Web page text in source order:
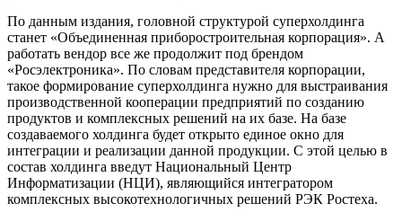
По данным издания, головной структурой суперхолдинга
станет «Объединенная приборостроительная корпорация». А
работать вендор все же продолжит под брендом
«Росэлектроника». По словам представителя корпорации,
такое формирование суперхолдинга нужно для выстраивания
производственной кооперации предприятий по созданию
продуктов и комплексных решений на их базе. На базе
создаваемого холдинга будет открыто единое окно для
интеграции и реализации данной продукции. С этой целью в
состав холдинга введут Национальный Центр
Информатизации (НЦИ), являющийся интегратором
комплексных высокотехнологичных решений РЭК Ростеха.